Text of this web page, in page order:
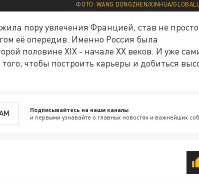
ФОТО: WANG DONGZHEN/XINHUA/
пору увлечения Францией, став не просто
её опередив. Именно Россия была
половине XIX - начале XX веков. И уже
чтобы построить карьеры и добиться
Подписывайтесь на наши каналы
и первыми узнавайте о главных новостях и важнейших